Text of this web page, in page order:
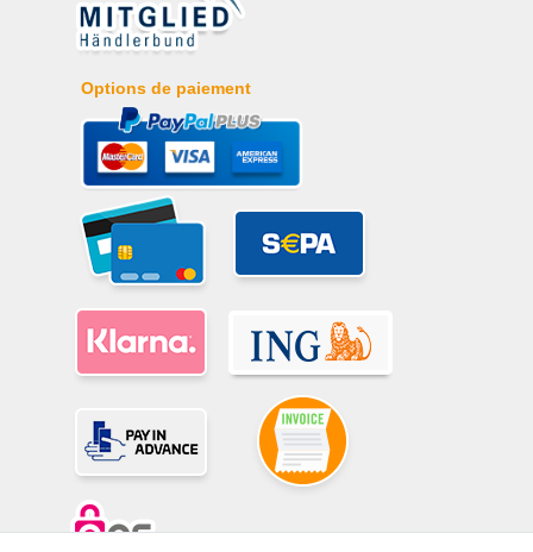
Options de paiement